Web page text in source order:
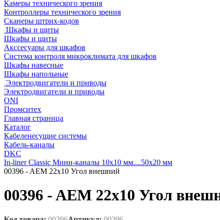
Камеры технического зрения
Контроллеры технического зрения
Сканеры штрих-кодов
Шкафы и щиты
Шкафы и щиты
Акссесуары для шкафов
Система контроля микроклимата для шкафов
Шкафы навесные
Шкафы напольные
Электродвигатели и приводы
Электродвигатели и приводы
ONI
Промситех
Главная страница
Каталог
Кабеленесущие системы
Кабель-каналы
DKC
In-liner Classic Мини-каналы 10x10 мм....50x20 мм
00396 - AEM 22x10 Угол внешний
00396 - AEM 22x10 Угол